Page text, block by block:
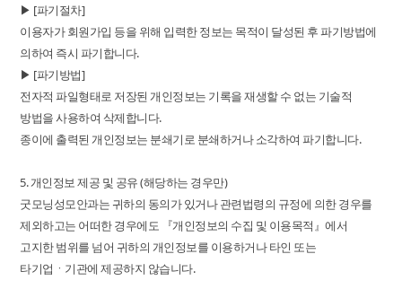
▶ [파기절차]
이용자가 회원가입 등을 위해 입력한 정보는 목적이 달성된 후 파기방법에
의하여 즉시 파기합니다.
▶ [파기방법]
전자적 파일형태로 저장된 개인정보는 기록을 재생할 수 없는 기술적
방법을 사용하여 삭제합니다.
종이에 출력된 개인정보는 분쇄기로 분쇄하거나 소각하여 파기합니다.
5. 개인정보 제공 및 공유 (해당하는 경우만)
굿모닝성모안과는 귀하의 동의가 있거나 관련법령의 규정에 의한 경우를
제외하고는 어떠한 경우에도 『개인정보의 수집 및 이용목적』에서
고지한 범위를 넘어 귀하의 개인정보를 이용하거나 타인 또는
타기업ㆍ기관에 제공하지 않습니다.